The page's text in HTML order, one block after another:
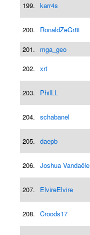
199. karr4s
200. RonaldZeGr8t
201. mga_geo
202. xrt
203. PhilLL
204. schabanel
205. daepb
206. Joshua Vandaële
207. ElvireElvire
208. Croods17